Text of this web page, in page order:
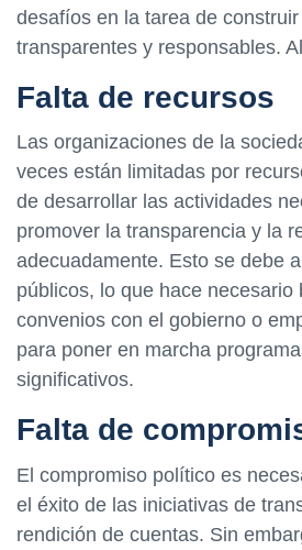
desafíos en la tarea de
transparentes y responsables.
Falta de recursos
Las organizaciones de la
veces están limitadas por
de desarrollar las actividades
promover la transparencia y la
adecuadamente. Esto se debe
públicos, lo que hace necesario
convenios con el gobierno o
para poner en marcha
significativos.
Falta de
El compromiso político es
el éxito de las iniciativas de
rendición de cuentas. Sin